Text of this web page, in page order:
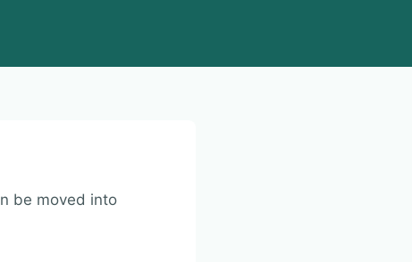
be moved into